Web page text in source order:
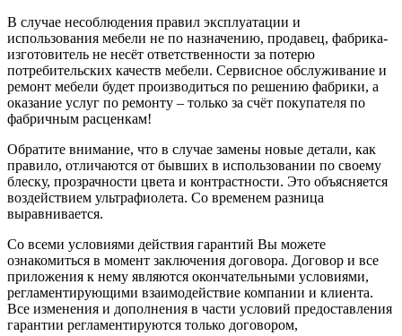
В случае несоблюдения правил эксплуатации и
использования мебели не по назначению, продавец, фабрика-
изготовитель не несёт ответственности за потерю
потребительских качеств мебели. Сервисное обслуживание и
ремонт мебели будет производиться по решению фабрики, а
оказание услуг по ремонту – только за счёт покупателя по
фабричным расценкам!
Обратите внимание, что в случае замены новые детали, как
правило, отличаются от бывших в использовании по своему
блеску, прозрачности цвета и контрастности. Это объясняется
воздействием ультрафиолета. Со временем разница
выравнивается.
Со всеми условиями действия гарантий Вы можете
ознакомиться в момент заключения договора. Договор и все
приложения к нему являются окончательными условиями,
регламентирующими взаимодействие компании и клиента.
Все изменения и дополнения в части условий предоставления
гарантии регламентируются только договором,